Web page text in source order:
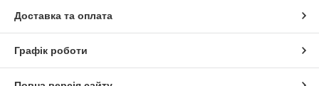
Доставка та оплата
Графік роботи